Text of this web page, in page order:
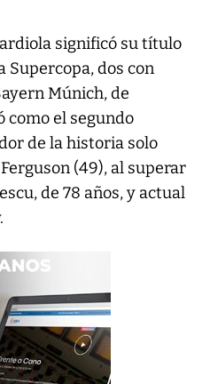
significó su título
Supercopa, dos con
Múnich, de
como el segundo
de la historia solo
(49), al superar
de 78 años, y actual